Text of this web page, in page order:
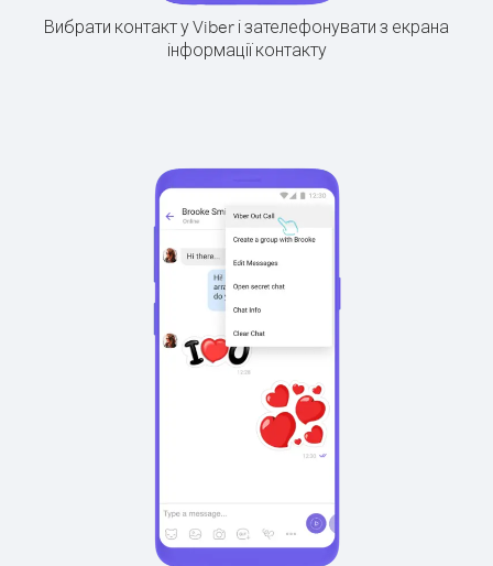
Вибрати контакт у Viber і зателефонувати з екрана
інформації контакту